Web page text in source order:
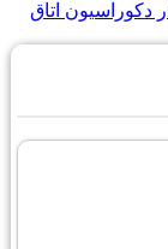
دکوراسیون اتاق